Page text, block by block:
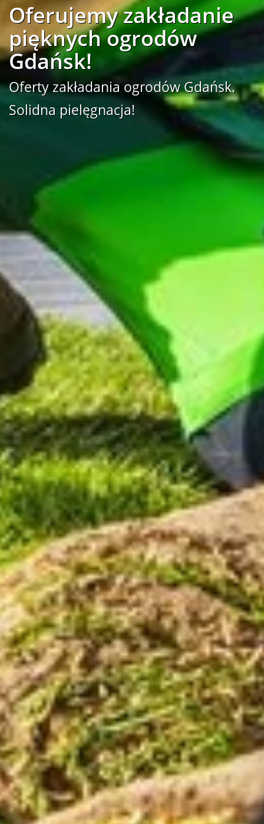
Oferujemy zakładanie
pięknych ogrodów
Gdańsk!
Oferty zakładania ogrodów Gdańsk.
Solidna pielęgnacja!